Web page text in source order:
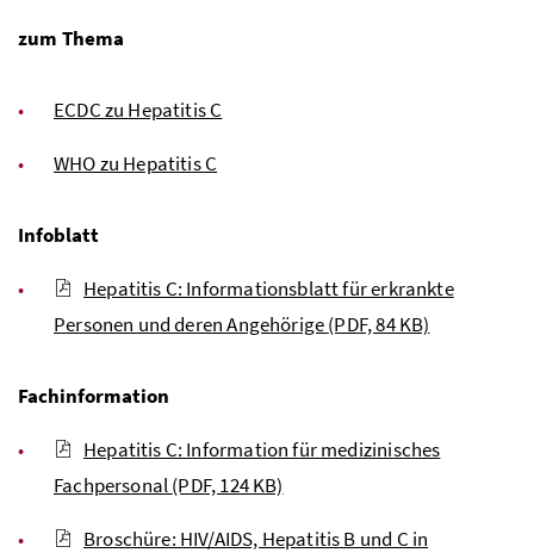
zum Thema
ECDC zu Hepatitis C
WHO zu Hepatitis C
Infoblatt
Hepatitis C: Informationsblatt für erkrankte
Personen und deren Angehörige(PDF, 84 KB)
Fachinformation
Hepatitis C: Information für medizinisches
Fachpersonal(PDF, 124 KB)
Broschüre: HIV/AIDS, Hepatitis B und C in